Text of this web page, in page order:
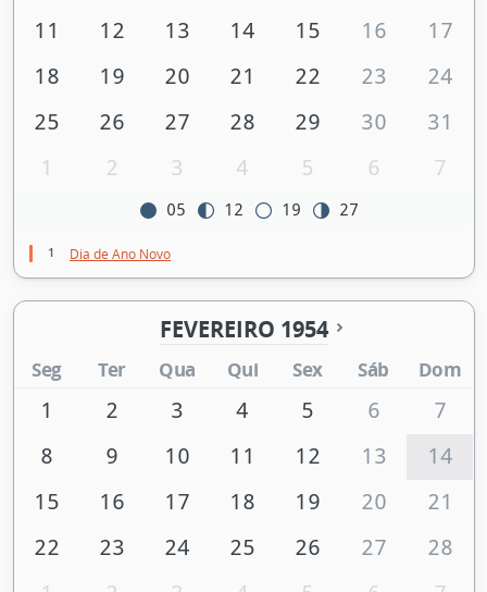
11
12 13 14 15 16
17
18
19 20 21 22 23
24
25
26 27 28 29 30
31
1
2 3 4 5 6 7
05 12 19 27
1 Dia de Ano Novo
FEVEREIRO 1954
Seg Ter Qua Qui Sex Sáb Dom
1 2 3 4 5 6
7
8
9 10 11 12 13
14
15
16 17 18 19 20
21
22
23 24 25 26 27
28